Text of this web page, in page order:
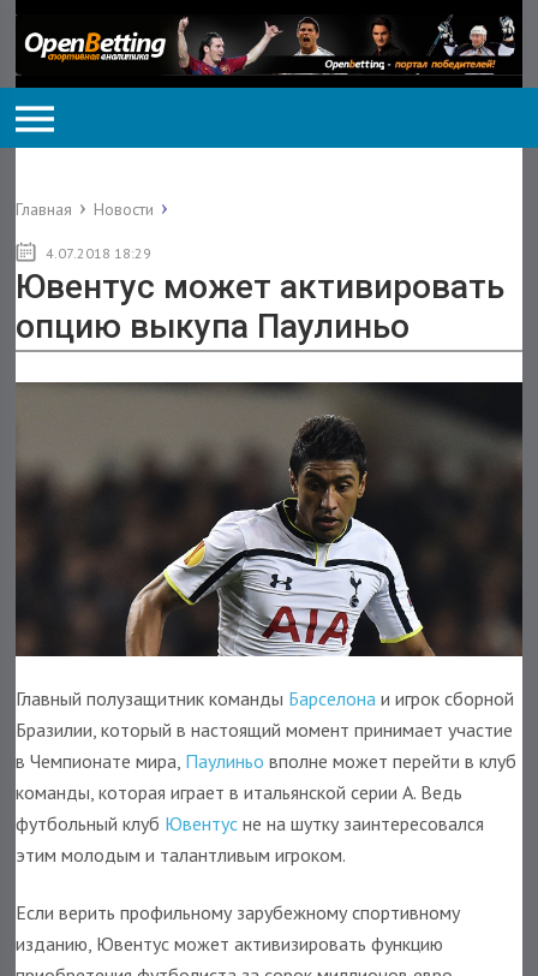
Главная Новости
4.07.2018 18:29
Ювентус может активировать
опцию выкупа Паулиньо
Главный полузащитник команды Барселона и игрок сборной
Бразилии, который в настоящий момент принимает участие
в Чемпионате мира, Паулиньо вполне может перейти в клуб
команды, которая играет в итальянской серии А. Ведь
футбольный клуб Ювентус не на шутку заинтересовался
этим молодым и талантливым игроком.
Если верить профильному зарубежному спортивному
изданию, Ювентус может активизировать функцию